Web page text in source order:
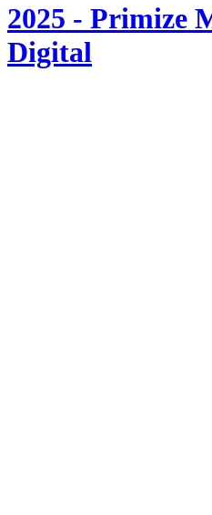
2025 - Primize
Digital